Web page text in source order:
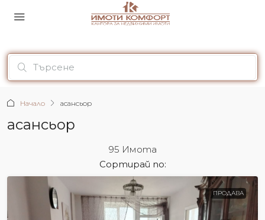
Начало асансьор
асансьор
95 Имотa
Сортирай по:
ПРОДАВА